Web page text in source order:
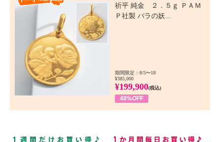
祈平 純金 ２．５ｇ ＰＡＭ
Ｐ社製 バラの妖...
期間限定：8/5〜18
¥385,000
¥199,900(税込)
48%OFF